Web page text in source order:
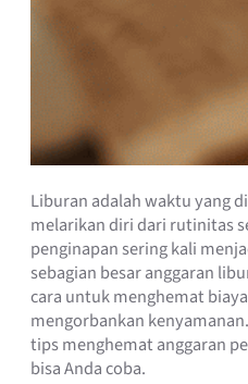
Liburan adalah waktu yang
melarikan diri dari rutinitas
penginapan sering kali
sebagian besar anggaran
cara untuk menghemat
mengorbankan
tips menghemat anggaran
bisa Anda coba.